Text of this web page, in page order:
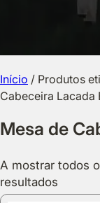
Início / Produtos
Cabeceira Lacada
Mesa de
A mostrar todos
resultados